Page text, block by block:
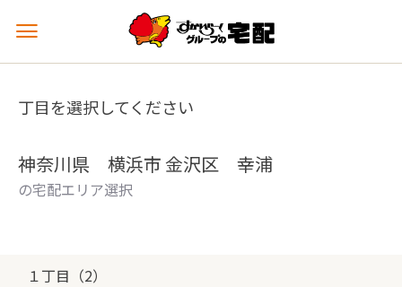
メ
ュ
を
丁目を選択してください
神奈川県 横浜市 金沢区 幸浦
の宅配エリア選択
１丁目（2）